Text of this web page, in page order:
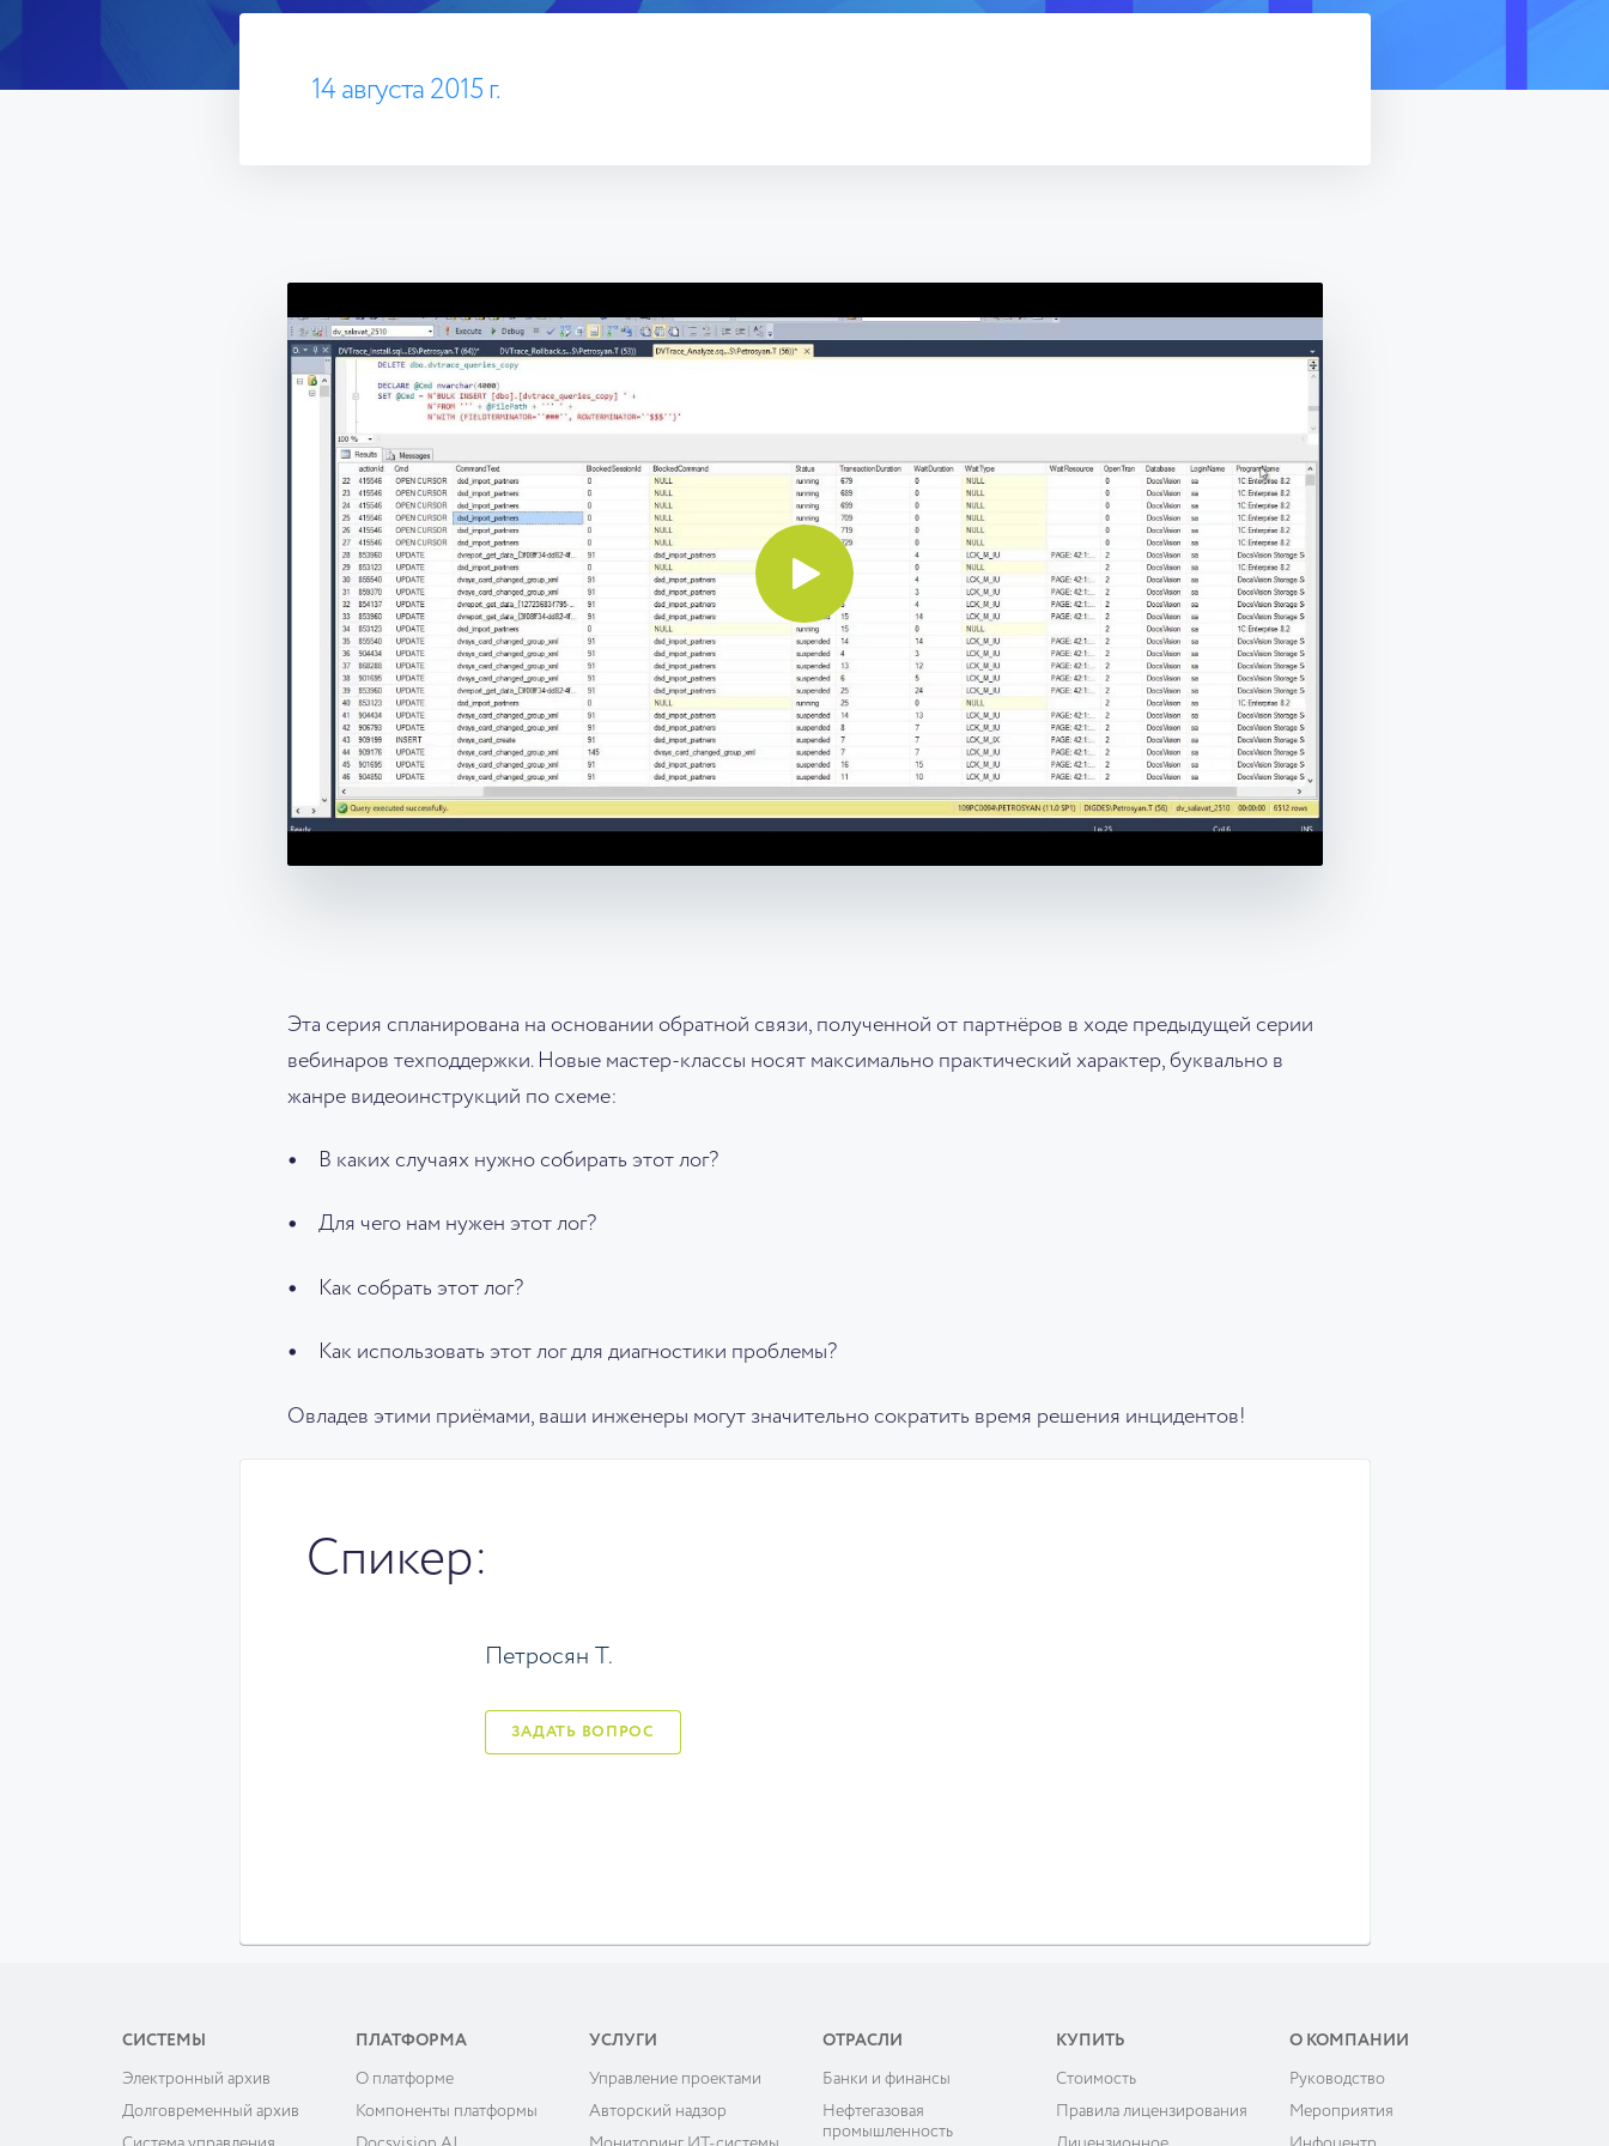
14 августа 2015 г.
Эта серия спланирована на основании обратной связи, полученной от партнёров в ходе предыдущей серии
вебинаров техподдержки. Новые мастер-классы носят максимально практический характер, буквально в
жанре видеоинструкций по схеме:
В каких случаях нужно собирать этот лог?
Для чего нам нужен этот лог?
Как собрать этот лог?
Как использовать этот лог для диагностики проблемы?
Овладев этими приёмами, ваши инженеры могут значительно сократить время решения инцидентов!
Спикер:
Петросян Т.
ЗАДАТЬ ВОПРОС
СИСТЕМЫ
Электронный архив
Долговременный архив
ПЛАТФОРМА
О платформе
Компоненты платформы
УСЛУГИ
Управление проектами
Авторский надзор
ОТРАСЛИ
Банки и финансы
Нефтегазовая
промышленность
КУПИТЬ
Cтоимость
Правила лицензирования
О КОМПАНИИ
Руководство
Мероприятия